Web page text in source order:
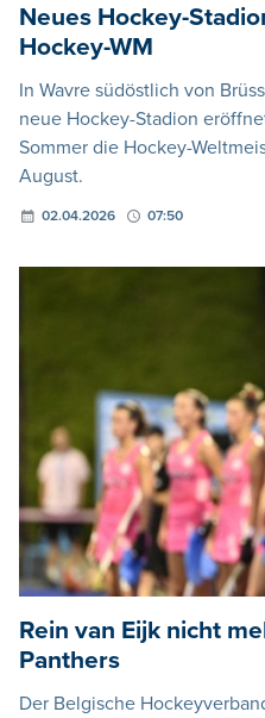
Neues Hockey-
Hockey-WM
In Wavre südöstlich von
neue Hockey-Stadion
Sommer die Hockey-
August.
02.04.2026 07:50
Rein van Eijk nicht
Panthers
Der Belgische